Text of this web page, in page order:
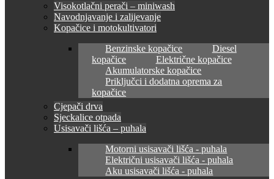
Visokotlačni perači – miniwash
Navodnjavanje i zalijevanje
Kopačice i motokultivatori
Benzinske kopačice
Diesel
kopačice
Električne kopačice
Akumulatorske kopačice
Priključci i dodatna oprema za
kopačice
Cjepači drva
Sjeckalice otpada
Usisavači lišća – puhala
Motorni usisavači lišća - puhala
Električni usisavači lišća - puhala
Aku usisavači lišća - puhala